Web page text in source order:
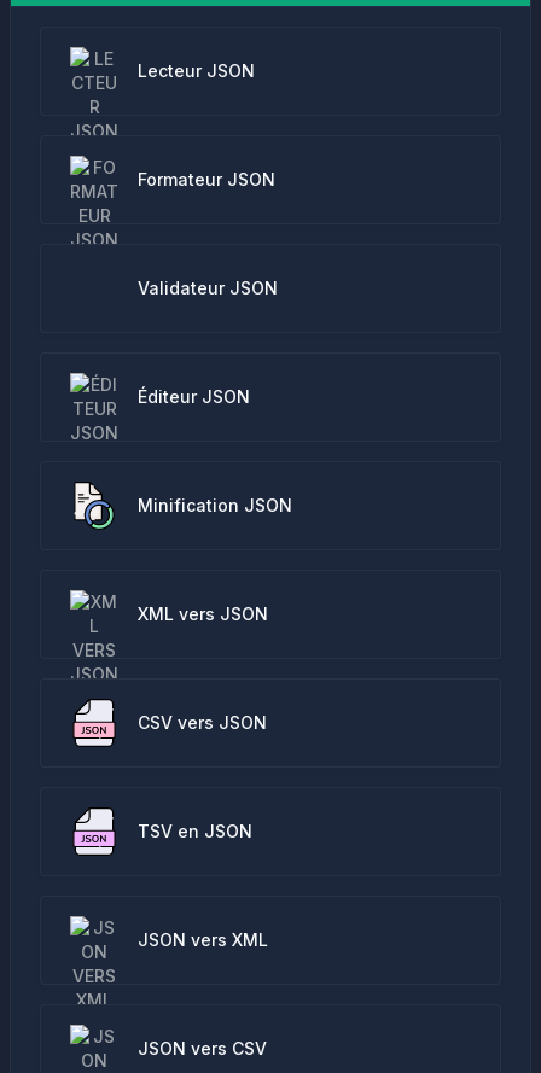
Lecteur JSON
Formateur JSON
Validateur JSON
Éditeur JSON
Minification JSON
XML vers JSON
CSV vers JSON
TSV en JSON
JSON vers XML
JSON vers CSV